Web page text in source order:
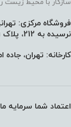
سازگار با محیط زیست
نرسیده به 212، پلاک 91
کارخانه: تهران،
اعتماد شما سرمایه